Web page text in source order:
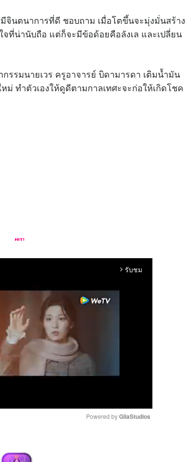
จินตนาการที่ดี ชอบถาม เมื่อโตขึ้นจะมุ่งมั่นสร้าง
จที่น่านับถือ แต่ก็จะมีข้อด้อยคือลังเล และเปลี่ยน
รรมนายเวร ครูอาจารย์ บิดามารดา เติมน้ำมัน
ม่ ทำตัวเองให้ดูดีตามกาลเทศะจะก่อให้เกิดโชค
arrow_forward_ios รับชม
Powered by GliaStudios